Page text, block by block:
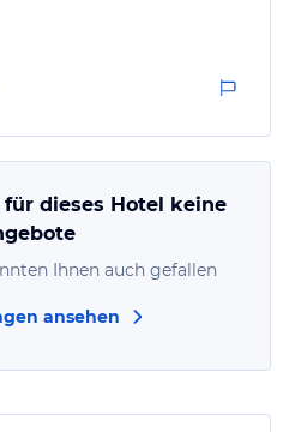
dieses Hotel keine
Ihnen auch gefallen
ansehen